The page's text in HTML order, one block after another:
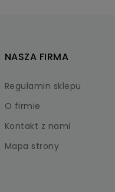
NASZA FIRMA
Regulamin sklepu
O firmie
Kontakt z nami
Mapa strony